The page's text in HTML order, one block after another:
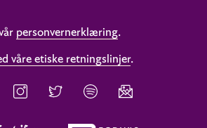
personvernerklæring.
våre etiske retningslinjer.